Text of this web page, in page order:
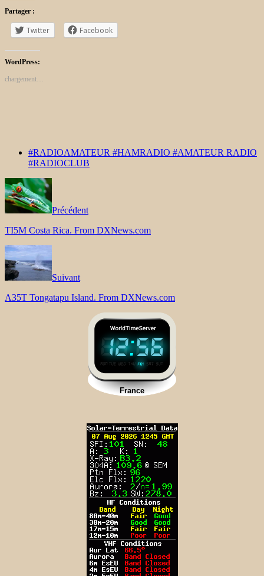
Partager :
Twitter Facebook
WordPress:
chargement…
#RADIOAMATEUR #HAMRADIO #AMATEUR RADIO
#RADIOCLUB
Précédent
TI5M Costa Rica. From DXNews.com
Suivant
A35T Tongatapu Island. From DXNews.com